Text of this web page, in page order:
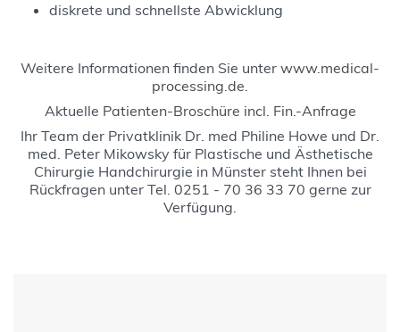
diskrete und schnellste Abwicklung
Weitere Informationen finden Sie unter www.medical-
processing.de.
Aktuelle Patienten-Broschüre incl. Fin.-Anfrage
Ihr Team der Privatklinik Dr. med Philine Howe und Dr.
med. Peter Mikowsky für Plastische und Ästhetische
Chirurgie Handchirurgie in Münster steht Ihnen bei
Rückfragen unter Tel. 0251 - 70 36 33 70 gerne zur
Verfügung.